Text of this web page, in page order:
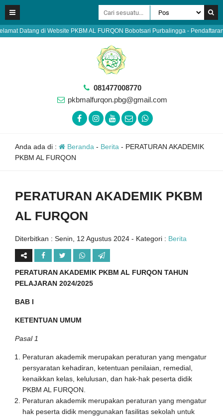
di Website PKBM AL FURQON Bobotsari Purbalingga - Pendaftaran
081477008770
pkbmalfurqon.pbg@gmail.com
Anda ada di : Beranda - Berita - PERATURAN AKADEMIK
PKBM AL FURQON
PERATURAN AKADEMIK PKBM
AL FURQON
Diterbitkan : Senin, 12 Agustus 2024 - Kategori : Berita
PERATURAN AKADEMIK PKBM AL FURQON TAHUN
PELAJARAN 2024/2025
BAB I
KETENTUAN UMUM
Pasal 1
Peraturan akademik merupakan peraturan yang mengatur
persyaratan kehadiran, ketentuan penilaian, remedial,
kenaikkan kelas, kelulusan, dan hak-hak peserta didik
PKBM AL FURQON.
Peraturan akademik merupakan peraturan yang mengatur
hak peserta didik menggunakan fasilitas sekolah untuk